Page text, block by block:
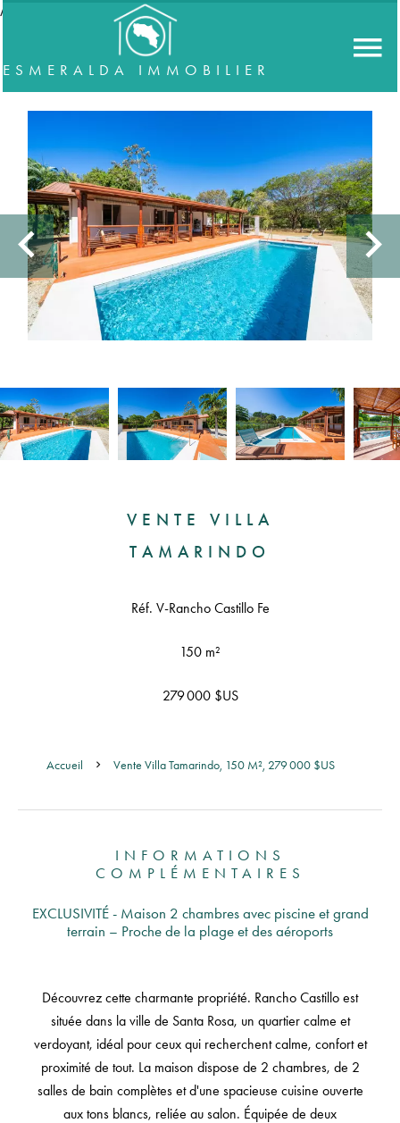
//accordeon
ESMERALDA IMMOBILIER
VENTE VILLA
TAMARINDO
Réf. V-Rancho Castillo Fe
150 m²
279 000 $US
Accueil Vente Villa Tamarindo, 150 M², 279 000 $US
INFORMATIONS
COMPLÉMENTAIRES
EXCLUSIVITÉ - Maison 2 chambres avec piscine et grand
terrain – Proche de la plage et des aéroports
Découvrez cette charmante propriété. Rancho Castillo est
située dans la ville de Santa Rosa, un quartier calme et
verdoyant, idéal pour ceux qui recherchent calme, confort et
proximité de tout. La maison dispose de 2 chambres, de 2
salles de bain complètes et d'une spacieuse cuisine ouverte
aux tons blancs, reliée au salon. Équipée de deux